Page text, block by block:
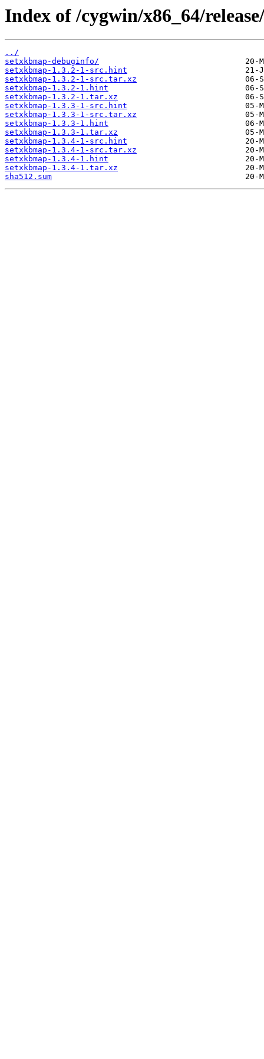
Index of /cygwin/x86_64/
../
setxkbmap-debuginfo/
setxkbmap-1.3.2-1-src.hint
setxkbmap-1.3.2-1-src.tar.xz
setxkbmap-1.3.2-1.hint
setxkbmap-1.3.2-1.tar.xz
setxkbmap-1.3.3-1-src.hint
setxkbmap-1.3.3-1-src.tar.xz
setxkbmap-1.3.3-1.hint
setxkbmap-1.3.3-1.tar.xz
setxkbmap-1.3.4-1-src.hint
setxkbmap-1.3.4-1-src.tar.xz
setxkbmap-1.3.4-1.hint
setxkbmap-1.3.4-1.tar.xz
sha512.sum